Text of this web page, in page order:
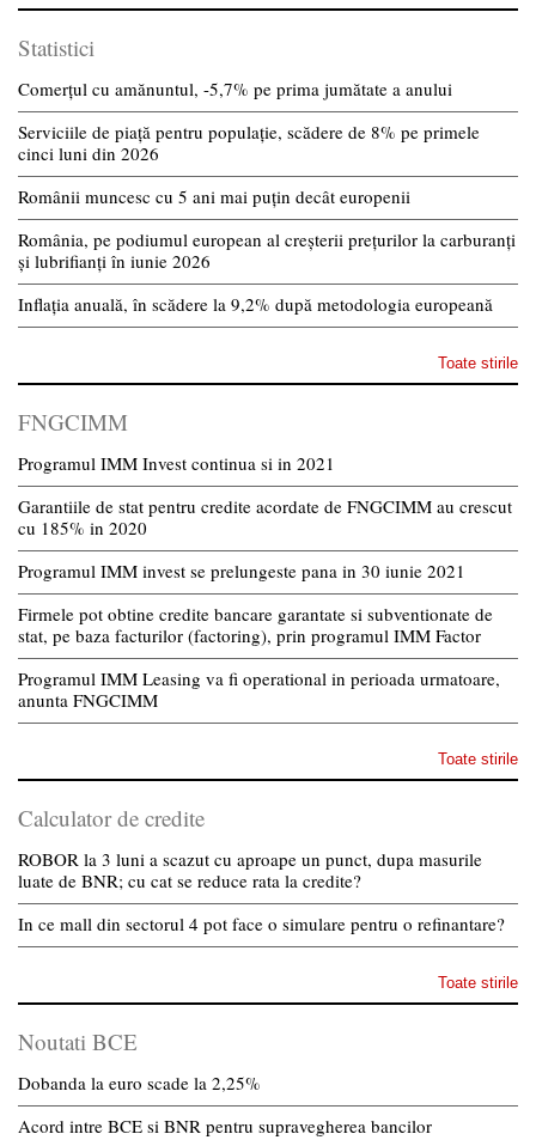
Statistici
Comerțul cu amănuntul, -5,7% pe prima jumătate a anului
Serviciile de piață pentru populație, scădere de 8% pe primele
cinci luni din 2026
Românii muncesc cu 5 ani mai puțin decât europenii
România, pe podiumul european al creșterii prețurilor la carburanți
și lubrifianți în iunie 2026
Inflația anuală, în scădere la 9,2% după metodologia europeană
Toate stirile
FNGCIMM
Programul IMM Invest continua si in 2021
Garantiile de stat pentru credite acordate de FNGCIMM au crescut
cu 185% in 2020
Programul IMM invest se prelungeste pana in 30 iunie 2021
Firmele pot obtine credite bancare garantate si subventionate de
stat, pe baza facturilor (factoring), prin programul IMM Factor
Programul IMM Leasing va fi operational in perioada urmatoare,
anunta FNGCIMM
Toate stirile
Calculator de credite
ROBOR la 3 luni a scazut cu aproape un punct, dupa masurile
luate de BNR; cu cat se reduce rata la credite?
In ce mall din sectorul 4 pot face o simulare pentru o refinantare?
Toate stirile
Noutati BCE
Dobanda la euro scade la 2,25%
Acord intre BCE si BNR pentru supravegherea bancilor